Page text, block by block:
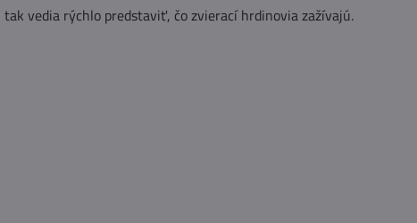
vedia rýchlo predstaviť, čo zvierací hrdinovia zažívajú.